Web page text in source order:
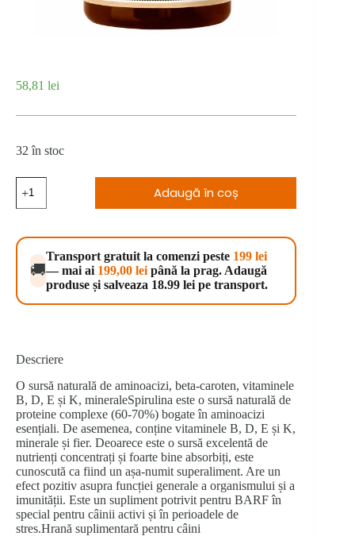
58,81 lei
32 în stoc
Canvit
Spirulina
g
Adaugă în coș
🚚
Transport gratuit la comenzi peste 199 lei
— mai ai 199,00 lei până la prag. Adaugă
produse și salveaza 18.99 lei pe transport.
Descriere
O sursă naturală de aminoacizi, beta-caroten, vitaminele
B, D, E și K, mineraleSpirulina este o sursă naturală de
proteine complexe (60-70%) bogate în aminoacizi
esențiali. De asemenea, conține vitaminele B, D, E și K,
minerale și fier. Deoarece este o sursă excelentă de
nutrienți concentrați și foarte bine absorbiți, este
cunoscută ca fiind un așa-numit superaliment. Are un
efect pozitiv asupra funcției generale a organismului și a
imunității. Este un supliment potrivit pentru BARF în
special pentru câinii activi și în perioadele de
stres.Hrană suplimentară pentru câini